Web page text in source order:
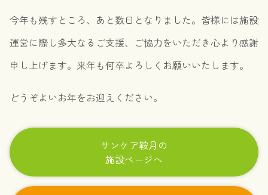
今年も残すところ、あと数日となりました。皆様には施設
運営に際し多大なるご支援、ご協力をいただき心より感謝
申し上げます。来年も何卒よろしくお願いいたします。
どうぞよいお年をお迎えください。
サンケア鞍月の
施設ページへ